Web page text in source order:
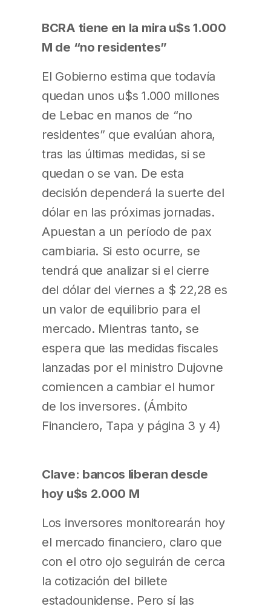
BCRA tiene en la mira u$s 1.000
M de “no residentes”
El Gobierno estima que todavía
quedan unos u$s 1.000 millones
de Lebac en manos de “no
residentes” que evalúan ahora,
tras las últimas medidas, si se
quedan o se van. De esta
decisión dependerá la suerte del
dólar en las próximas jornadas.
Apuestan a un período de pax
cambiaria. Si esto ocurre, se
tendrá que analizar si el cierre
del dólar del viernes a $ 22,28 es
un valor de equilibrio para el
mercado. Mientras tanto, se
espera que las medidas fiscales
lanzadas por el ministro Dujovne
comiencen a cambiar el humor
de los inversores. (Ámbito
Financiero, Tapa y página 3 y 4)
Clave: bancos liberan desde
hoy u$s 2.000 M
Los inversores monitorearán hoy
el mercado financiero, claro que
con el otro ojo seguirán de cerca
la cotización del billete
estadounidense. Pero sí las